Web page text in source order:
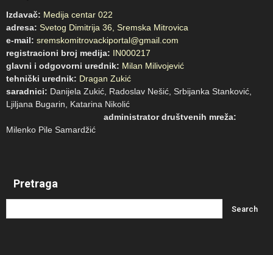
Izdavač: Medija centar 022
adresa: Svetog Dimitrija 36, Sremska Mitrovica
e-mail: sremskomitrovackiportal@gmail.com
registracioni broj medija: IN000217
glavni i odgovorni urednik: Milan Milivojević
tehnički urednik: Dragan Zukić
saradnici: Danijela Zukić, Radoslav Nešić, Srbijanka Stanković,
Ljiljana Bugarin, Katarina Nikolić
administrator društvenih mreža:
Milenko Pile Samardžić
Pretraga